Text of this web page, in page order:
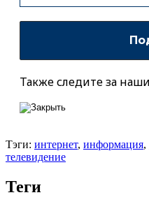
Также следите за
Тэги: интернет, информация,
телевидение
Теги